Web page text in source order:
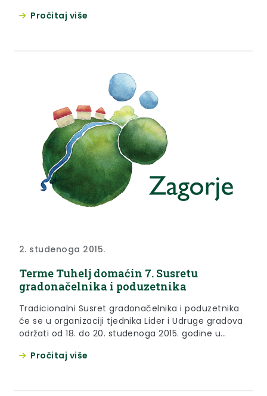
2015., dalje: Zakon) Izborno povjerenstvo III. izborne
Pročitaj više
2. studenoga 2015.
Terme Tuhelj domaćin 7. Susretu
gradonačelnika i poduzetnika
Tradicionalni Susret gradonačelnika i poduzetnika
će se u organizaciji tjednika Lider i Udruge gradova
održati od 18. do 20. studenoga 2015. godine u
Pročitaj više